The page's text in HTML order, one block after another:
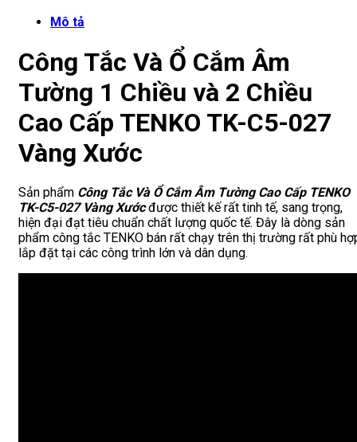
Mô tả
Công Tắc Và Ổ Cắm Âm
Tường 1 Chiều và 2 Chiều
Cao Cấp TENKO TK-C5-027
Vàng Xước
Sản phẩm Công Tắc Và Ổ Cắm Âm Tường Cao Cấp TENKO
TK-C5-027 Vàng Xướcđược thiết kế rất tinh tế, sang trọng,
hiện đại đạt tiêu chuẩn chất lượng quốc tế. Đây là dòng sản
phẩm công tắc TENKO bán rất chạy trên thị trường rất phù
lắp đặt tại các công trình lớn và dân dụng.